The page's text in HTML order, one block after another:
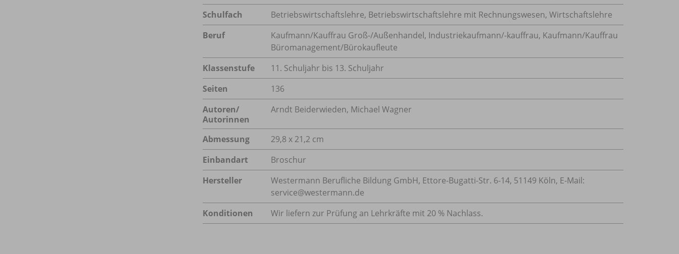
Schulfach
Betriebswirtschaftslehre, Betriebswirtschaftslehre mit Rechnungswesen, Wirtschaftslehre
Beruf
Kaufmann/Kauffrau Groß-/Außenhandel, Industriekaufmann/-kauffrau, Kaufmann/Kauffrau
Büromanagement/Bürokaufleute
Klassenstufe
11. Schuljahr bis 13. Schuljahr
Seiten
136
Autoren/
Autorinnen
Arndt Beiderwieden, Michael Wagner
Abmessung
29,8 x 21,2 cm
Einbandart
Broschur
Hersteller
Westermann Berufliche Bildung GmbH, Ettore-Bugatti-Str. 6-14, 51149 Köln, E-Mail:
service@westermann.de
Konditionen
Wir liefern zur Prüfung an Lehrkräfte mit 20 % Nachlass.